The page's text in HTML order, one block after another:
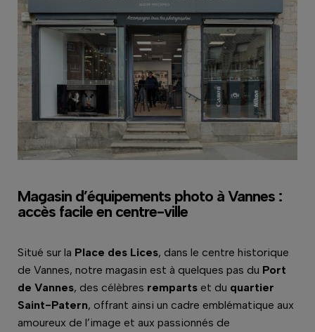
Magasin d’équipements photo à Vannes :
accès facile en centre-ville
Situé sur la Place des Lices, dans le centre historique
de Vannes, notre magasin est à quelques pas du Port
de Vannes, des célèbres remparts et du quartier
Saint-Patern, offrant ainsi un cadre emblématique aux
amoureux de l’image et aux passionnés de